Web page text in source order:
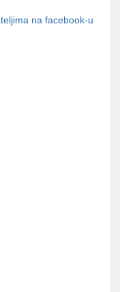
na facebook-u